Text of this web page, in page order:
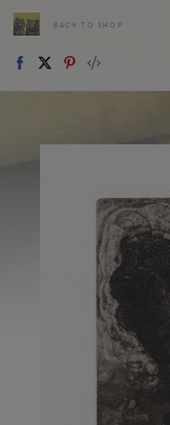
BACK TO SHOP